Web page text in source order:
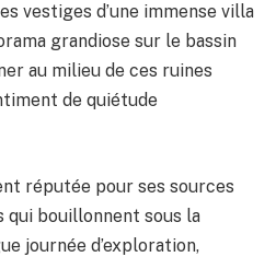
vestiges d’une immense villa
grandiose sur le bassin
au milieu de ces ruines
de quiétude
réputée pour ses sources
qui bouillonnent sous la
journée d’exploration,